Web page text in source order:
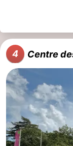
Leiden
Bollenstreek
-
Nature
Hollands
Duin
-
Noordwijk
-
Katwijk
-
4 Centre